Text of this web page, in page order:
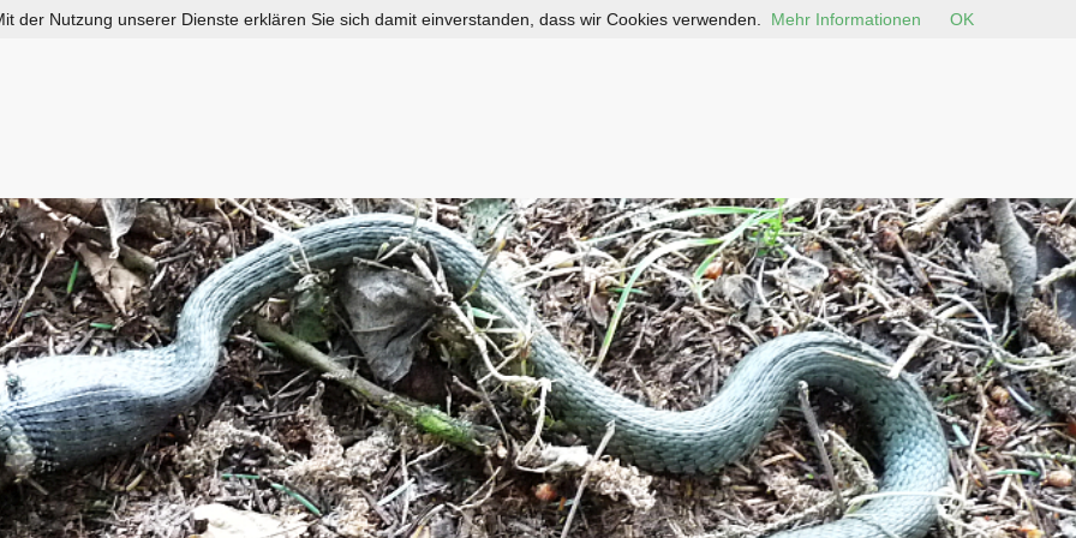
der Nutzung unserer Dienste erklären Sie sich damit einverstanden, dass wir Cookies verwenden. Mehr Informationen OK